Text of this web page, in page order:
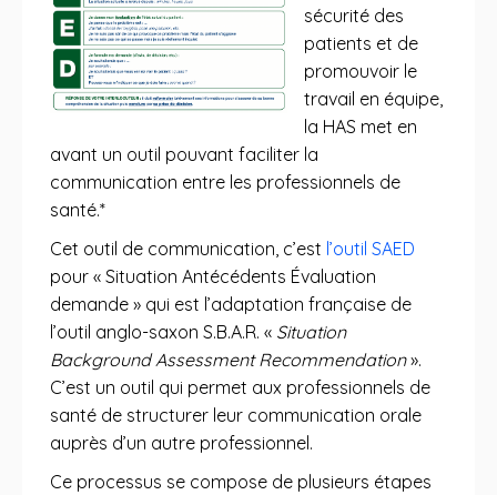
sécurité des
patients et de
promouvoir le
travail en équipe,
la HAS met en
avant un outil pouvant faciliter la
communication entre les professionnels de
santé.*
Cet outil de communication, c’est l’outil SAED
pour « Situation Antécédents Évaluation
demande » qui est l’adaptation française de
l’outil anglo-saxon S.B.A.R. « Situation
Background Assessment Recommendation».
C’est un outil qui permet aux professionnels de
santé de structurer leur communication orale
auprès d’un autre professionnel.
Ce processus se compose de plusieurs étapes